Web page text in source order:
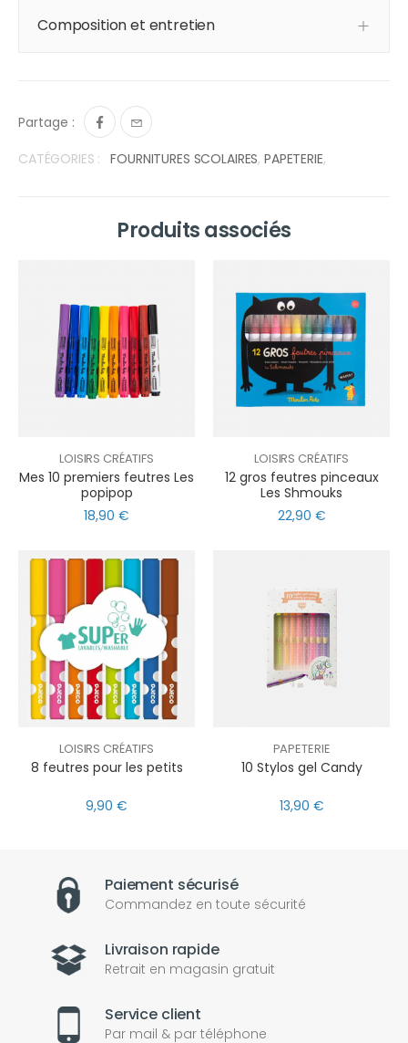
Composition et entretien
Partage :
CATÉGORIES : FOURNITURES SCOLAIRES, PAPETERIE,
Produits associés
LOISIRS CRÉATIFS
Mes 10 premiers feutres Les
popipop
18,90 €
LOISIRS CRÉATIFS
12 gros feutres pinceaux
Les Shmouks
22,90 €
LOISIRS CRÉATIFS
8 feutres pour les petits
9,90 €
PAPETERIE
10 Stylos gel Candy
13,90 €
Paiement sécurisé
Commandez en toute sécurité
Livraison rapide
Retrait en magasin gratuit
Service client
Par mail & par téléphone